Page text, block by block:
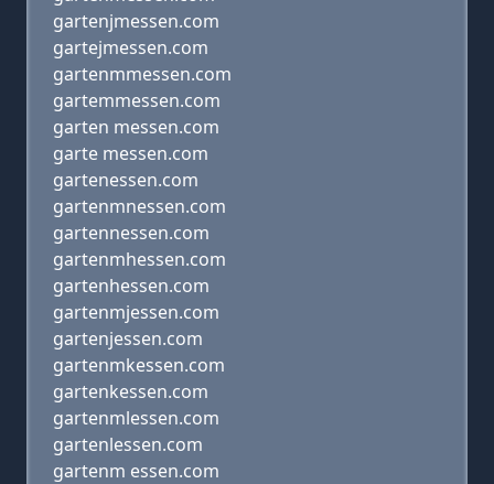
gartenjmessen.com
gartejmessen.com
gartenmmessen.com
gartemmessen.com
garten messen.com
garte messen.com
gartenessen.com
gartenmnessen.com
gartennessen.com
gartenmhessen.com
gartenhessen.com
gartenmjessen.com
gartenjessen.com
gartenmkessen.com
gartenkessen.com
gartenmlessen.com
gartenlessen.com
gartenm essen.com